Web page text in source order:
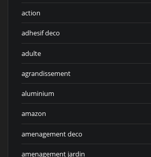
action
adhesif deco
adulte
agrandissement
aluminium
amazon
amenagement deco
amenagement jardin